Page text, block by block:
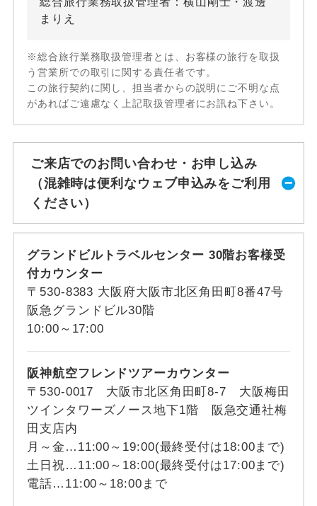
まりえ
※総合旅行業務取扱管理者とは、お客様の旅行を取扱
う営業所での取引に関する責任者です。
この旅行契約に関し、担当者からの説明にご不明な点
があればご遠慮なく上記取扱管理者にお訊ね下さい。
ご来店でのお問い合わせ・お申し込み
（混雑時は便利なウェブ申込みをご利用
ください）
グランドビルトラベルセンター 30階お客様受
付カウンター
〒530-8383 大阪府大阪市北区角田町8番47号
阪急グランドビル30階
10:00～17:00
阪神航空フレンドツアーカウンター
〒530-0017 大阪市北区角田町8-7 大阪梅田
ツインタワーズノース地下1階 阪急交通社梅
田支店内
月～金…11:00～19:00(最終受付は18:00まで)
土日祝…11:00～18:00(最終受付は17:00まで)
電話…11:00～18:00まで